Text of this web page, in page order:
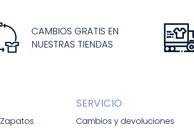
CAMBIOS GRATIS EN
NUESTRAS TIENDAS
SERVICIO
Cambios y devoluciones